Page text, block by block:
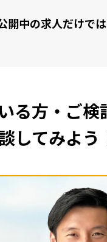
中の求⼈だけで
る方・ご検
してみよう